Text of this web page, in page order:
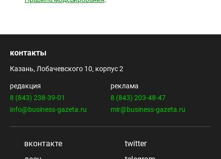
контакты
Казань, Лобачевского 10, корпус 2
редакция
8 (843) 238-39-01
info@business-gazeta.ru
реклама
8 (843) 203-48-47
mir@business-gazeta.ru
вконтакте
twitter